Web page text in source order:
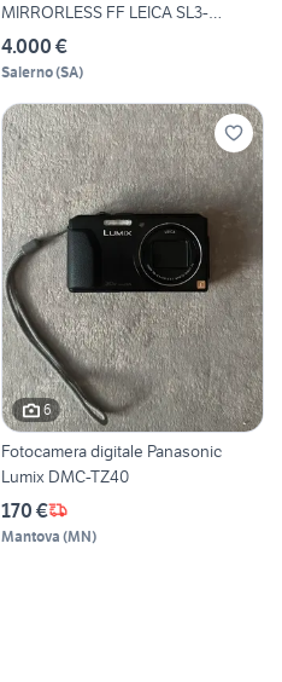
MIRRORLESS FF LEICA SL3-
S.DEMO
4.000 €
Salerno(SA)
6
Fotocamera digitale Panasonic
Lumix DMC-TZ40
170 €
Mantova (MN)